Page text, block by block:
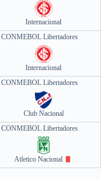
Internacional
CONMEBOL Libertadores
Internacional
CONMEBOL Libertadores
Club Nacional
CONMEBOL Libertadores
Atletico Nacional